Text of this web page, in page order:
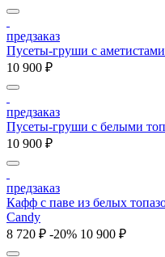
предзаказ
Пусеты-груши с
10 900 ₽
предзаказ
Пусеты-груши с белыми
10 900 ₽
предзаказ
Кафф с паве из белых
Candy
8 720 ₽ -20% 10 900 ₽